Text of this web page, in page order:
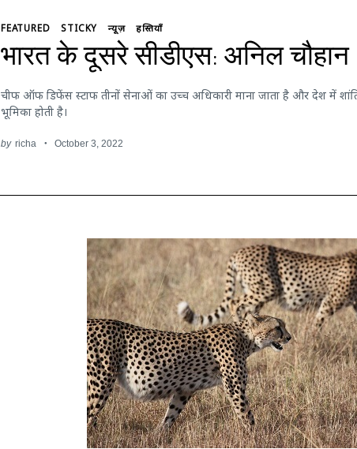
FEATURED STICKY न्यूज़ हस्तियाँ
भारत के दूसरे सीडीएस: अनिल चौहान
चीफ ऑफ डिफेंस स्टाफ तीनों सेनाओं का उच्च अधिकारी माना जाता है और देश में
भूमिका होती है।
by richa October 3, 2022